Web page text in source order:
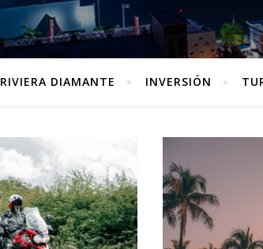
RIVIERA DIAMANTE INVERSIÓN